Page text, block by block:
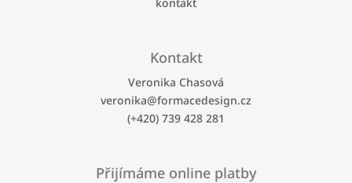
Kontakt
Veronika Chasová
veronika@formacedesign.cz
(+420) 739 428 281
Přijímáme online platby